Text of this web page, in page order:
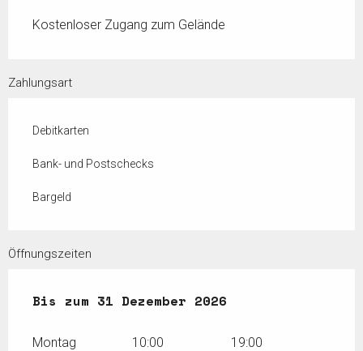
Kostenloser Zugang zum Gelände
Zahlungsart
Debitkarten
Bank- und Postschecks
Bargeld
Öffnungszeiten
vom 2 Januar 2026bis zum
Bis zum 31 Dezember 2026
Montag 10:00 19:00